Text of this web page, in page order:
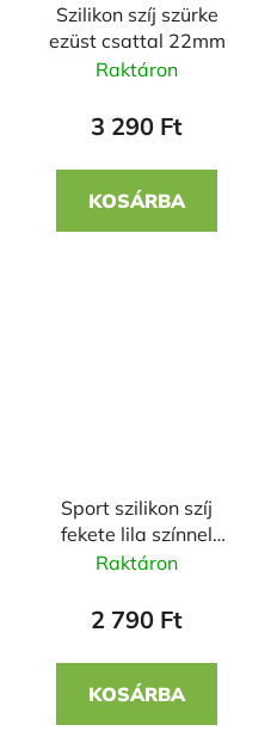
Szilikon szíj szürke
ezüst csattal 22mm
Raktáron
3 290 Ft
KOSÁRBA
Sport szilikon szíj
fekete lila színnel
22mm
Raktáron
2 790 Ft
KOSÁRBA